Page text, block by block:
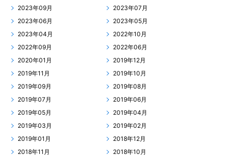
2023年09月
2023年07月
2023年06月
2023年05月
2023年04月
2022年10月
2022年09月
2022年06月
2020年01月
2019年12月
2019年11月
2019年10月
2019年09月
2019年08月
2019年07月
2019年06月
2019年05月
2019年04月
2019年03月
2019年02月
2019年01月
2018年12月
2018年11月
2018年10月